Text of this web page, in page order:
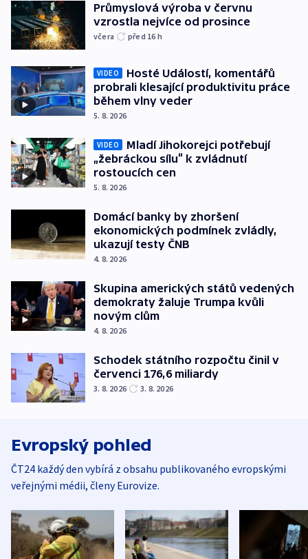
Průmyslová výroba v červnu
vzrostla nejvíce od prosince
včera před 16 h
VIDEO
Hosté Událostí, komentářů
probrali klesající produktivitu práce
během vlny veder
5. 8. 2026
VIDEO
Mladí Jihokorejci potřebují
„žebráckou sílu“ k zvládnutí
rostoucích cen
5. 8. 2026
Domácí banky by zhoršení
ekonomických podmínek zvládly,
ukazují testy ČNB
4. 8. 2026
Skupina amerických států vedených
demokraty žaluje Trumpa kvůli
novým clům
4. 8. 2026
Schodek státního rozpočtu činil v
červenci 176,6 miliardy
3. 8. 2026 3. 8. 2026
Evropský pohled
ČT24 každý den vybírá z obsahu publikovaného evropskými
veřejnými médii, členy Eurovize.